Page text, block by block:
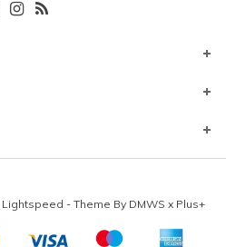
Lightspeed - Theme By DMWS x Plus+